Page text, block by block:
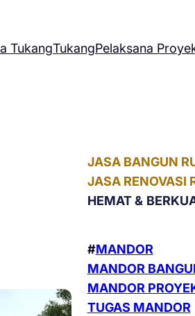
TukangTukangPelaksana
JASA BANGUN
JASA RENOVASI
HEMAT &
#MANDOR
MANDOR
MANDOR
TUGAS MANDOR